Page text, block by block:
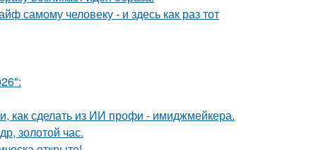
самому человеку - и здесь как раз тот
как сделать из ИИ профи - имиджмейкера.
золотой час.